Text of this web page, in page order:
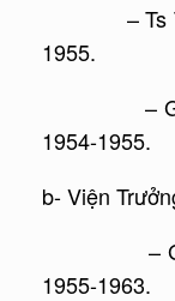
– Ts
1955.
– Gs
1954-1955.
b- Viện
– Gs Vũ
1955-1963.